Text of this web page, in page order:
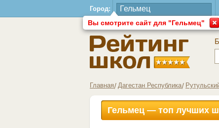
Город:
Вы смотрите сайт для "Гельмец"
Главная Дагестан Республика
Гельмец — топ лучших